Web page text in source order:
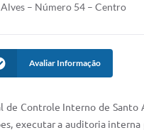
– Número 54 – Centro
Avaliar Informação
de Controle Interno de Santo
executar a auditoria